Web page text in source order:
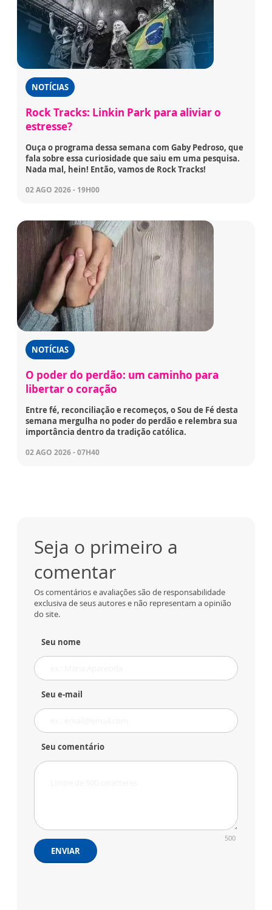
NOTÍCIAS
Rock Tracks: Linkin Park para aliviar o
estresse?
Ouça o programa dessa semana com Gaby Pedroso, que
fala sobre essa curiosidade que saiu em uma pesquisa.
Nada mal, hein! Então, vamos de Rock Tracks!
02 AGO 2026 - 19H00
NOTÍCIAS
O poder do perdão: um caminho para
libertar o coração
Entre fé, reconciliação e recomeços, o Sou de Fé desta
semana mergulha no poder do perdão e relembra sua
importância dentro da tradição católica.
02 AGO 2026 - 07H40
Seja o primeiro a
comentar
Os comentários e avaliações são de responsabilidade
exclusiva de seus autores e não representam a opinião
do site.
Seu nome
Seu e-mail
Seu comentário
500
ENVIAR